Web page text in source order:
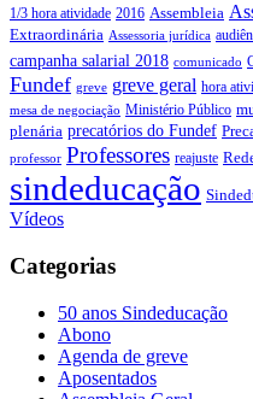
1/3 hora atividade 2016 Assembleia
Extraordinária Assessoria jurídica
campanha salarial 2018 comunicado
Fundef greve greve geral hora
mesa de negociação Ministério Público
plenária precatórios do Fundef
professor Professores reajuste
sindeducação
Vídeos
Categorias
50 anos Sindeducação
Abono
Agenda de greve
Aposentados